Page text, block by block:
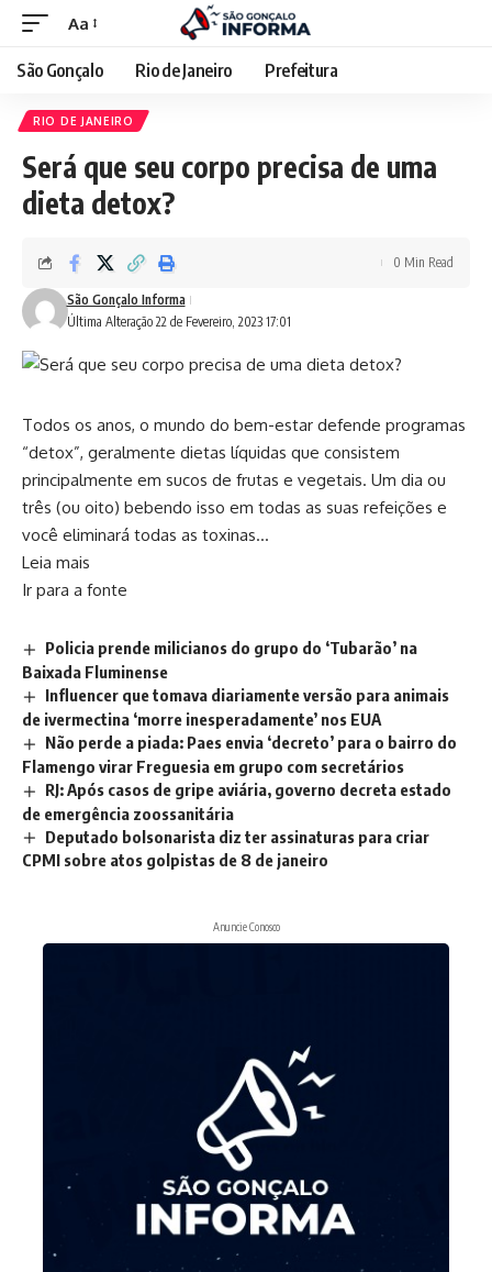
Aa
São Gonçalo Rio de Janeiro Prefeitura
RIO DE JANEIRO
Será que seu corpo precisa de uma
dieta detox?
Última Alteração 22 de Fevereiro, 2023 17:01
São Gonçalo Informa
0 Min Read
Todos os anos, o mundo do bem-estar defende programas
“detox”, geralmente dietas líquidas que consistem
principalmente em sucos de frutas e vegetais. Um dia ou
três (ou oito) bebendo isso em todas as suas refeições e
você eliminará todas as toxinas…
Leia mais
Ir para a fonte
Policia prende milicianos do grupo do ‘Tubarão’ na
Baixada Fluminense
Influencer que tomava diariamente versão para animais
de ivermectina ‘morre inesperadamente’ nos EUA
Não perde a piada: Paes envia ‘decreto’ para o bairro do
Flamengo virar Freguesia em grupo com secretários
RJ: Após casos de gripe aviária, governo decreta estado
de emergência zoossanitária
Deputado bolsonarista diz ter assinaturas para criar
CPMI sobre atos golpistas de 8 de janeiro
Anuncie Conosco